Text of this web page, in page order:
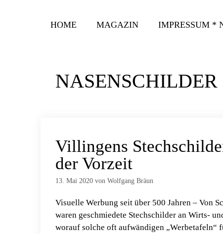
HOME MAGAZIN IMPRESSUM *
NASENSCHILDER
Villingens
der Vorzeit
13. Mai 2020 von Wolfgang Bräun
Visuelle Werbung seit über 500 Jahren – Von
waren geschmiedete Stechschilder an Wirts-
worauf solche oft aufwändigen „Werbetafeln“